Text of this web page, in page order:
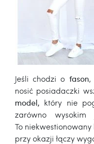
Jeśli chodzi o fason,
nosić posiadaczki
model, który nie
zarówno
To niekwestionowany
przy okazji łączy